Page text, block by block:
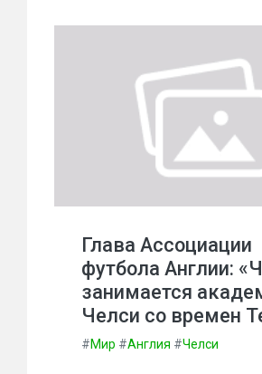
Глава Ассоциации
футбола Англии:
занимается
Челси со времен
#Мир #Англия #Челси